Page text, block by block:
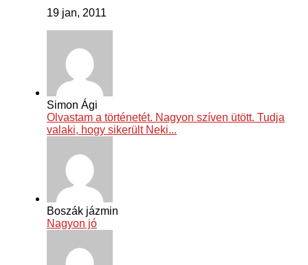
19 jan, 2011
Simon Ági
Olvastam a történetét. Nagyon szíven ütött. Tudja
valaki, hogy sikerült Neki...
Boszák jázmin
Nagyon jó